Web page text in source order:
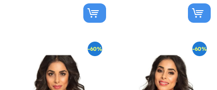
-60% -60%